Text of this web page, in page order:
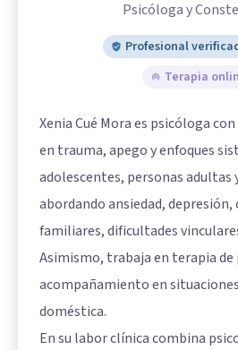
Psicóloga y
Profesional
Terapia
Xenia Cué Mora es psicóloga
en trauma, apego y enfoques
adolescentes, personas adultas
abordando ansiedad,
familiares, dificultades
Asimismo, trabaja en terapia de
acompañamiento en
doméstica.
En su labor clínica combina